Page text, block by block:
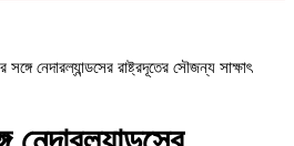
সঙ্গে নেদারল্যান্ডসের রাষ্ট্রদূতের সৌজন্য সাক্ষাৎ